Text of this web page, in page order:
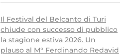
Il Festival del Belcanto di Turi
chiude con successo di pubblico
la stagione estiva 2026. Un
plauso al M° Ferdinando Redavid